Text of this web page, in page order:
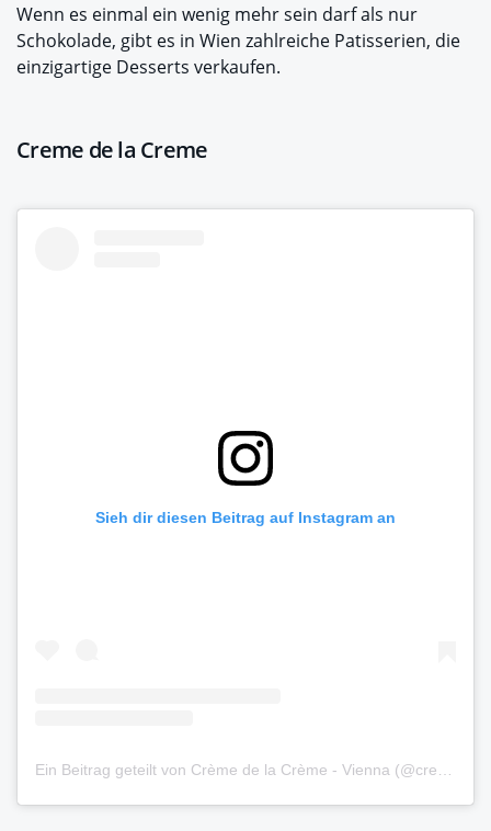
Wenn es einmal ein wenig mehr sein darf als nur
Schokolade, gibt es in Wien zahlreiche Patisserien, die
einzigartige Desserts verkaufen.
Creme de la Creme
Sieh dir diesen Beitrag auf Instagram an